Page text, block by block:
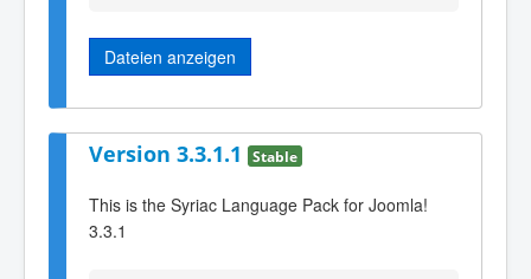
Dateien anzeigen
Version 3.3.1.1 Stable
This is the Syriac Language Pack for Joomla!
3.3.1